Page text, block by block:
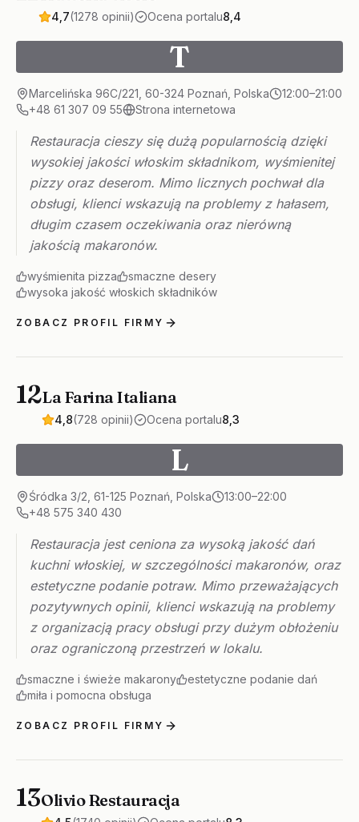
4,7(1278 opinii) Ocena portalu8,4
T
Marcelińska 96C/221, 60-324 Poznań, Polska
12:00–21:00
+48 61 307 09 55
Strona internetowa
Restauracja cieszy się dużą popularnością dzięki
wysokiej jakości włoskim składnikom, wyśmienitej
pizzy oraz deserom. Mimo licznych pochwał dla
obsługi, klienci wskazują na problemy z hałasem,
długim czasem oczekiwania oraz nierówną
jakością makaronów.
wyśmienita pizza
smaczne desery
wysoka jakość włoskich składników
ZOBACZ PROFIL FIRMY
12La Farina Italiana
4,8(728 opinii) Ocena portalu8,3
L
Śródka 3/2, 61-125 Poznań, Polska
13:00–22:00
+48 575 340 430
Restauracja jest ceniona za wysoką jakość dań
kuchni włoskiej, w szczególności makaronów, oraz
estetyczne podanie potraw. Mimo przeważających
pozytywnych opinii, klienci wskazują na problemy
z organizacją pracy obsługi przy dużym obłożeniu
oraz ograniczoną przestrzeń w lokalu.
smaczne i świeże makarony
estetyczne podanie dań
miła i pomocna obsługa
ZOBACZ PROFIL FIRMY
13Olivio Restauracja